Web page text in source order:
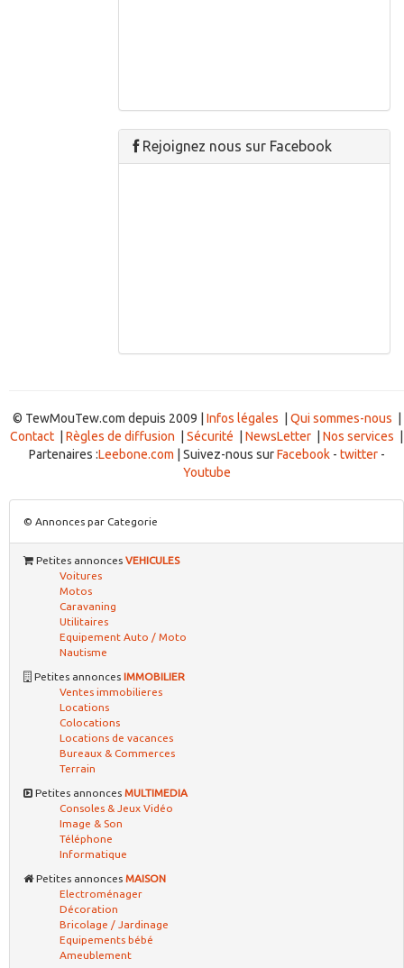
Rejoignez nous sur Facebook
© TewMouTew.com depuis 2009 | Infos légales Qui sommes-nous
Contact
Règles de diffusion Sécurité NewsLetter Nos services
Partenaires :Leebone.com | Suivez-nous surFacebook- twitter-
Youtube
© Annonces par Categorie
Petites annonces VEHICULES
Voitures
Motos
Caravaning
Utilitaires
Equipement Auto / Moto
Nautisme
Petites annonces IMMOBILIER
Ventes immobilieres
Locations
Colocations
Locations de vacances
Bureaux & Commerces
Terrain
Petites annonces MULTIMEDIA
Consoles & Jeux Vidéo
Image & Son
Téléphone
Informatique
Petites annonces MAISON
Electroménager
Décoration
Bricolage / Jardinage
Equipements bébé
Ameublement